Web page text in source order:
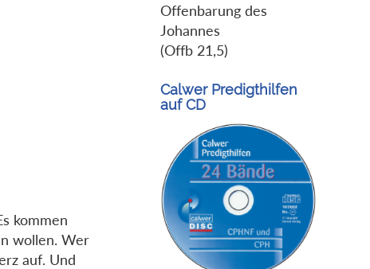
kommen
wollen. Wer
auf. Und
Offenbarung des
Johannes
(Offb 21,5)
Calwer Predigthilfen
auf CD